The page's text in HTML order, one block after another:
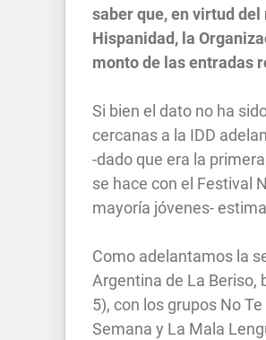
saber que, en virtud
Hispanidad, la
monto de las entradas
Si bien el dato no ha
cercanas a la IDD
-dado que era la
se hace con el Festival
mayoría jóvenes-
Como adelantamos la
Argentina de La Beriso,
5), con los grupos No
Semana y La Mala